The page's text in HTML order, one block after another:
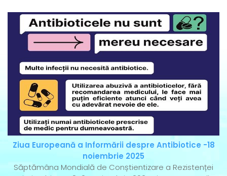
Ziua Europeană a Informării despre Antibiotice -18
noiembrie 2025
Săptămâna Mondială de Conștientizare a Rezistenței